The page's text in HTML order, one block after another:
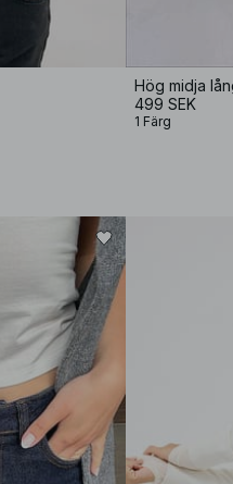
Hög midja
499 SEK
1 Färg